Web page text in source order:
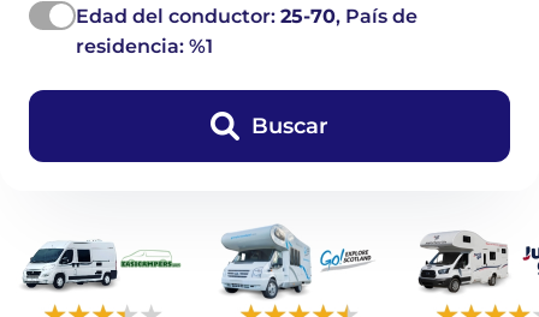
Edad del conductor:25-70, País de
residencia: %1
Buscar